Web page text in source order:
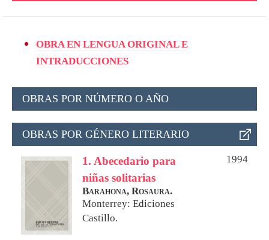
OBRA EN LENGUA ORIGINAL E
INTRADUCCIONES
OBRAS POR NÚMERO O AÑO
OBRAS POR GÉNERO LITERARIO
1. Abecedario para
niñas solitarias
1994
Barahona, Rosaura.
Monterrey: Ediciones
Castillo.